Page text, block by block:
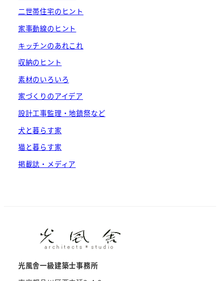
二世帯住宅のヒント
家事動線のヒント
キッチンのあれこれ
収納のヒント
素材のいろいろ
家づくりのアイデア
設計工事監理・地鎮祭など
犬と暮らす家
猫と暮らす家
掲載誌・メディア
光風舎一級建築士事務所